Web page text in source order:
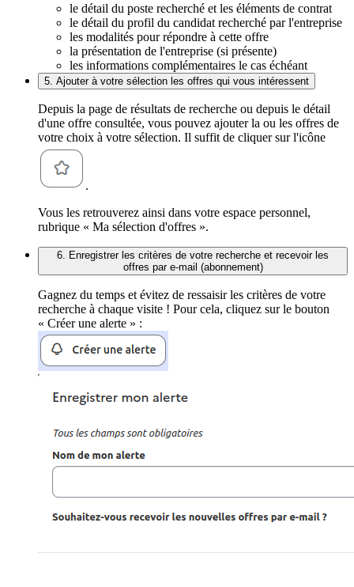
le détail du poste recherché et les éléments de contrat
le détail du profil du candidat recherché par l'entreprise
les modalités pour répondre à cette offre
la présentation de l'entreprise (si présente)
les informations complémentaires le cas échéant
5. Ajouter à votre sélection les offres qui vous intéressent
Depuis la page de résultats de recherche ou depuis le détail
d'une offre consultée, vous pouvez ajouter la ou les offres de
votre choix à votre sélection. Il suffit de cliquer sur l'icône
.
Vous les retrouverez ainsi dans votre espace personnel,
rubrique « Ma sélection d'offres ».
6. Enregistrer les critères de votre recherche et recevoir les
offres par e-mail (abonnement)
Gagnez du temps et évitez de ressaisir les critères de votre
recherche à chaque visite ! Pour cela, cliquez sur le bouton
« Créer une alerte » :